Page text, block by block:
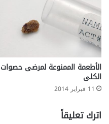
الأطعمة الممنوعة لمرضى حصوات
الكلى‬‎
11 فبراير 2014
اترك تعليقاً